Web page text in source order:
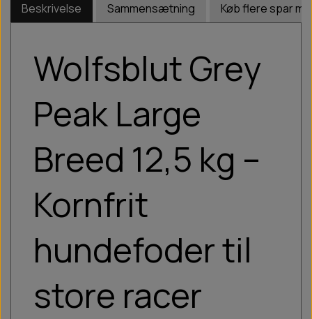
Beskrivelse Sammensætning Køb flere spar
Wolfsblut Grey
Peak Large
Breed 12,5 kg –
Kornfrit
hundefoder til
store racer